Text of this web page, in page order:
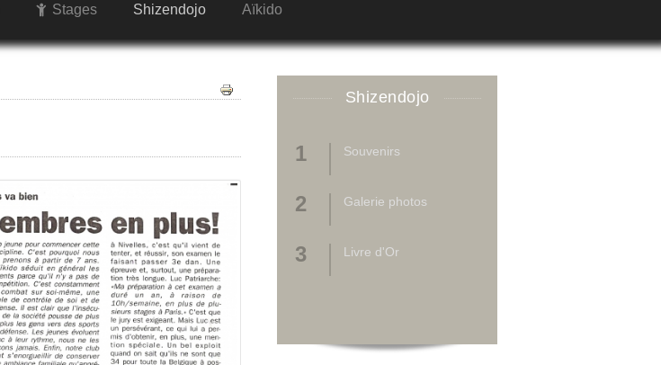
Stages Shizendojo Aïkido
Shizendojo
Souvenirs
Galerie photos
Livre d'Or